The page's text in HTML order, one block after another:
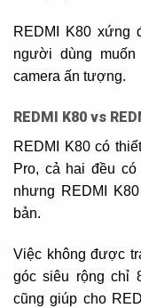
REDMI K80 xứng
người dùng
camera ấn tượng.
REDMI K80 vs
REDMI K80 có
Pro, cả hai đều
nhưng REDMI
bản.
Việc không được
góc siêu rộng chỉ
cũng giúp cho